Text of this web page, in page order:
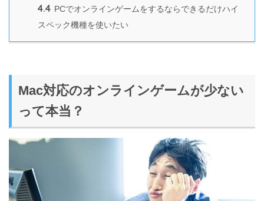
4.4 PCでオンラインゲームをするならできるだけハイ
スペック機種を使いたい
Mac対応のオンラインゲームが少ない
って本当？